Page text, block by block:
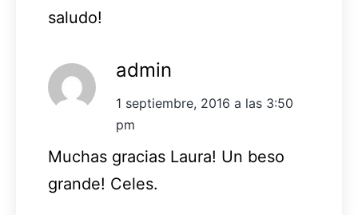
saludo!
admin
1 septiembre, 2016 a las 3:50
pm
Muchas gracias Laura! Un beso
grande! Celes.